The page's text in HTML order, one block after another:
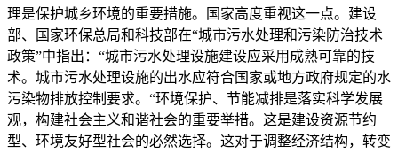
理是保护城乡环境的重要措施。国家高度重视这一点。建设
部、国家环保总局和科技部在“城市污水处理和污染防治技术
政策”中指出：“城市污水处理设施建设应采用成熟可靠的技
术。城市污水处理设施的出水应符合国家或地方政府规定的水
污染物排放控制要求。“环境保护、节能减排是落实科学发展
观，构建社会主义和谐社会的重要举措。这是建设资源节约
型、环境友好型社会的必然选择。这对于调整经济结构，转变